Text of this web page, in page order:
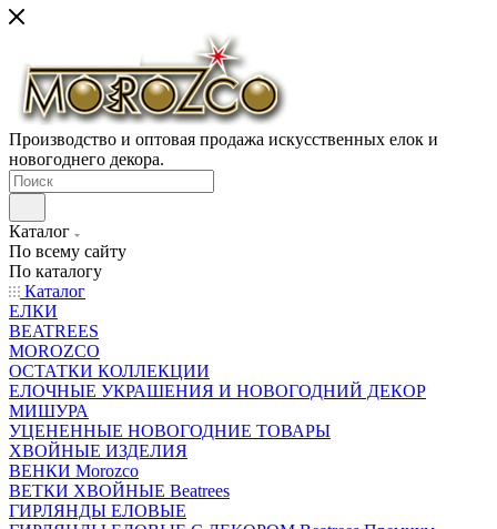
Производство и оптовая продажа искусственных елок и
новогоднего декора.
Каталог
По всему сайту
По каталогу
Каталог
ЕЛКИ
BEATREES
MOROZCO
ОСТАТКИ КОЛЛЕКЦИИ
ЕЛОЧНЫЕ УКРАШЕНИЯ И НОВОГОДНИЙ ДЕКОР
МИШУРА
УЦЕНЕННЫЕ НОВОГОДНИЕ ТОВАРЫ
ХВОЙНЫЕ ИЗДЕЛИЯ
ВЕНКИ Morozco
ВЕТКИ ХВОЙНЫЕ Beatrees
ГИРЛЯНДЫ ЕЛОВЫЕ